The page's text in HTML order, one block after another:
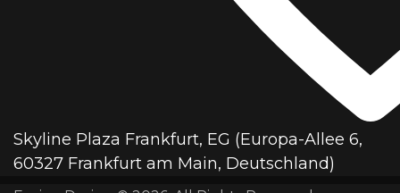
Skyline Plaza Frankfurt, EG (Europa-Allee 6,
60327 Frankfurt am Main, Deutschland)